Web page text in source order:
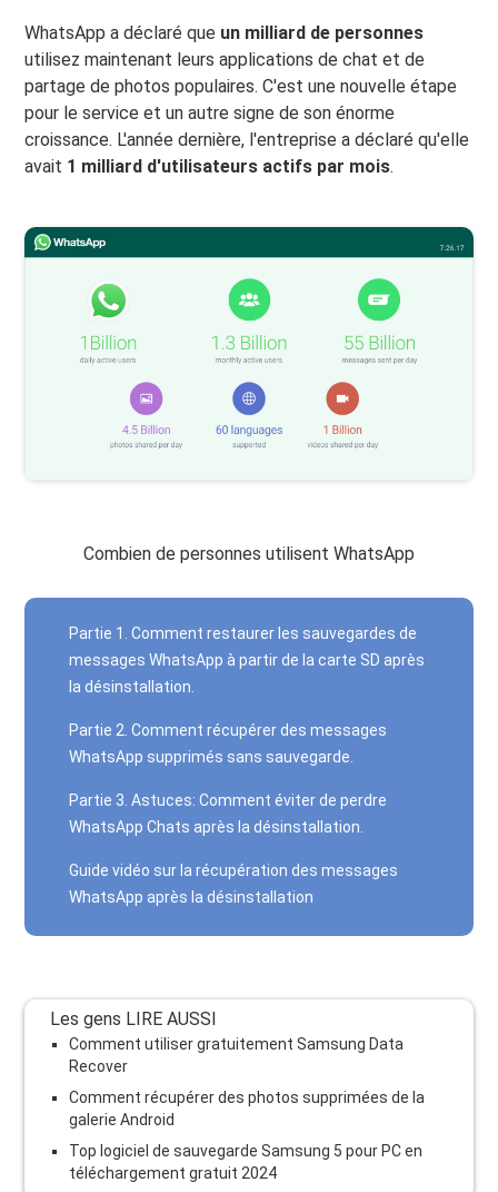
WhatsApp a déclaré que un milliard de personnes
utilisez maintenant leurs applications de chat et de
partage de photos populaires. C'est une nouvelle étape
pour le service et un autre signe de son énorme
croissance. L'année dernière, l'entreprise a déclaré qu'elle
avait 1 milliard d'utilisateurs actifs par mois.
Combien de personnes utilisent WhatsApp
Partie 1. Comment restaurer les sauvegardes de
messages WhatsApp à partir de la carte SD après
la désinstallation.
Partie 2. Comment récupérer des messages
WhatsApp supprimés sans sauvegarde.
Partie 3. Astuces: Comment éviter de perdre
WhatsApp Chats après la désinstallation.
Guide vidéo sur la récupération des messages
WhatsApp après la désinstallation
Les gens LIRE AUSSI
Comment utiliser gratuitement Samsung Data
Recover
Comment récupérer des photos supprimées de la
galerie Android
Top logiciel de sauvegarde Samsung 5 pour PC en
téléchargement gratuit 2024